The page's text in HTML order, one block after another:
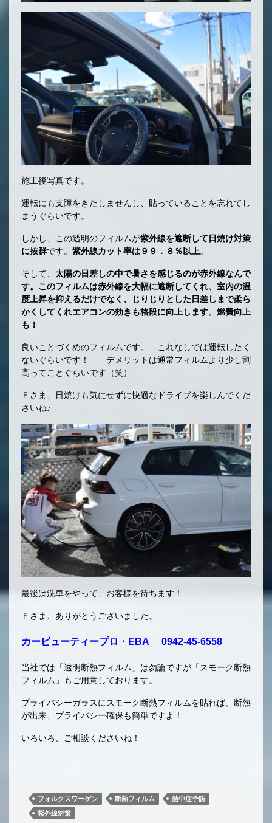
施工後写真です。
運転にも支障をきたしませんし、貼っていることを忘れてし
まうぐらいです。
しかし、この透明のフィルムが紫外線を遮断して日焼け対策
に抜群です。 紫外線カット率は９９．８％以上。
そして、 太陽の日差しの中で暑さを感じるのが赤外線なんで
す。このフィルムは赤外線を大幅に遮断してくれ、室内の温
度上昇を抑えるだけでなく、じりじりとした日差しまで柔ら
かくしてくれエアコンの効きも格段に向上します。燃費向上
も！
良いことづくめのフィルムです。 これなしでは運転したく
ないぐらいです！ デメリットは通常フィルムより少し割
高ってことぐらいです（笑）
Ｆさま、日焼けも気にせずに快適なドライブを楽しんでくだ
さいね♪
最後は洗車をやって、お客様を待ちます！
Ｆさま、ありがとうございました。
カービューティープロ・EBA 0942-45-6558
当社では「透明断熱フィルム」は勿論ですが「スモーク断熱
フィルム」もご用意しております。
プライバシーガラスにスモーク断熱フィルムを貼れば、断熱
が出来、プライバシー確保も簡単ですよ！
いろいろ、ご相談くださいね！
フォルクスワーゲン 断熱フィルム
熱中症予防
紫外線対策